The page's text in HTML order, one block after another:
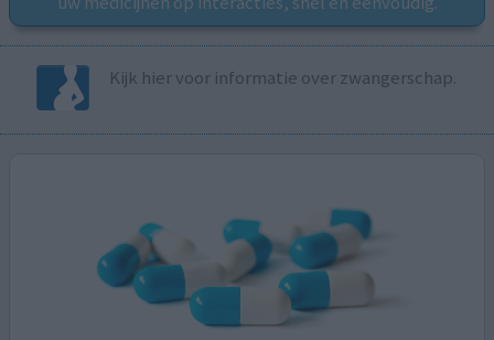
Kijk hier voor informatie over zwangerschap.